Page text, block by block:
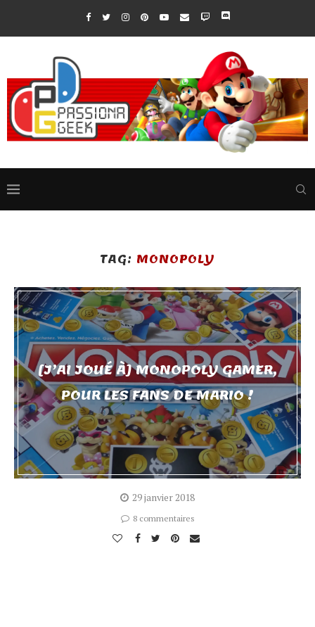
TAG: MONOPOLY
[J’AI JOUÉ À] MONOPOLY GAMER,
POUR LES FANS DE MARIO !
29 janvier 2018
8 commentaires